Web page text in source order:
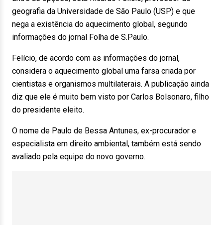
geografia da Universidade de São Paulo (USP) e que
nega a existência do aquecimento global, segundo
informações do jornal Folha de S.Paulo.
Felício, de acordo com as informações do jornal,
considera o aquecimento global uma farsa criada por
cientistas e organismos multilaterais. A publicação ainda
diz que ele é muito bem visto por Carlos Bolsonaro, filho
do presidente eleito.
O nome de Paulo de Bessa Antunes, ex-procurador e
especialista em direito ambiental, também está sendo
avaliado pela equipe do novo governo.